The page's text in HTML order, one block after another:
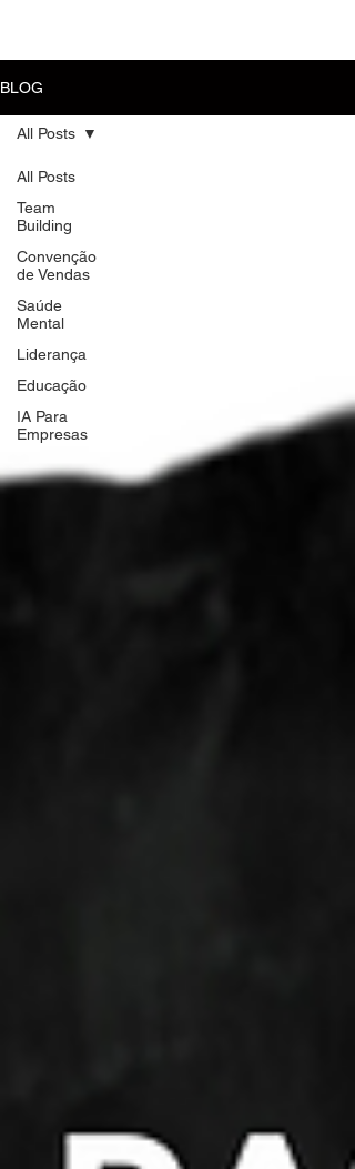
BLOG
All Posts
Team
Building
Convenção
de Vendas
Saúde
Mental
Liderança
Educação
IA Para
Empresas
All Posts